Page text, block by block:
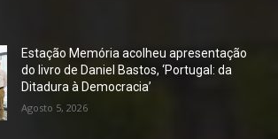
Estação Memória acolheu apresentação
do livro de Daniel Bastos, ‘Portugal: da
Ditadura à Democracia’
Agosto 5, 2026